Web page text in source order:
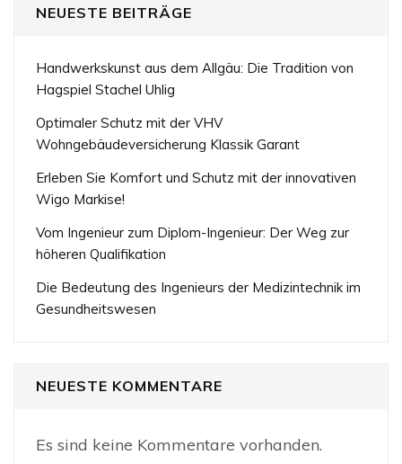
NEUESTE BEITRÄGE
Handwerkskunst aus dem Allgäu: Die Tradition von
Hagspiel Stachel Uhlig
Optimaler Schutz mit der VHV
Wohngebäudeversicherung Klassik Garant
Erleben Sie Komfort und Schutz mit der innovativen
Wigo Markise!
Vom Ingenieur zum Diplom-Ingenieur: Der Weg zur
höheren Qualifikation
Die Bedeutung des Ingenieurs der Medizintechnik im
Gesundheitswesen
NEUESTE KOMMENTARE
Es sind keine Kommentare vorhanden.